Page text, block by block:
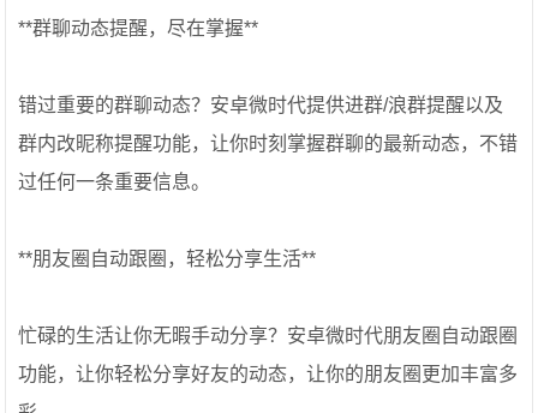
**群聊动态提醒，尽在掌握**
错过重要的群聊动态？安卓微时代提供进群/浪群提醒以及
群内改昵称提醒功能，让你时刻掌握群聊的最新动态，不错
过任何一条重要信息。
**朋友圈自动跟圈，轻松分享生活**
忙碌的生活让你无暇手动分享？安卓微时代朋友圈自动跟圈
功能，让你轻松分享好友的动态，让你的朋友圈更加丰富多